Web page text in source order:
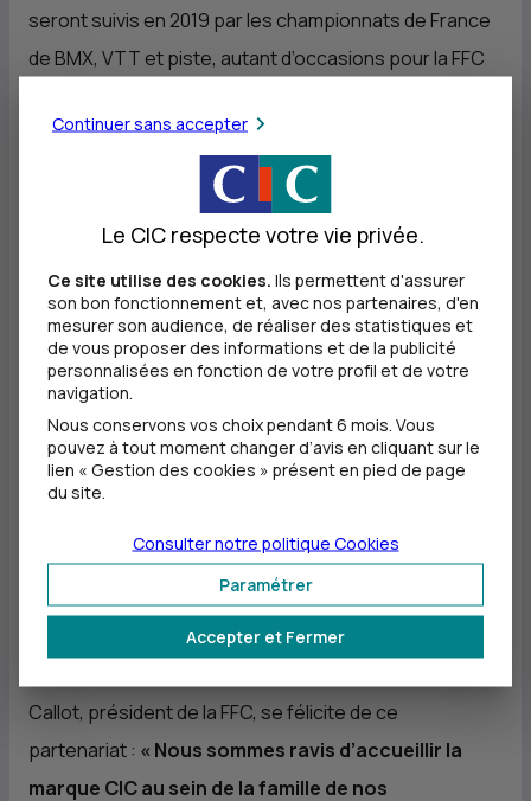
seront suivis en 2019 par les championnats de France
de BMX, VTT et piste, autant d’occasions pour la FFC
Attaché aux valeurs véhiculées par le sport,
partenaire des « 4 jours de Plouay
des acteurs de l’e-sport et de nombreuses
associations sportives, le CIC, banque de toutes
les entreprises, tous les professionnels et tous les
particuliers, trouve naturellement sa place dans
ce partenariat qui l’unit à une fédération de près
de 120 000 licenciés en quête d’émotion sur
routes, pistes et tout-terrain »,a souligné Nicolas
Théry, président du
Dans le cadre de ce partenariat, leCICréserve
notamment à tout le réseau de la FFC (clubs, comités
régionaux, comités départementaux, licenciés et
Callot, président de la FFC, se félicite de ce
partenariat : « Nous sommes ravis d’accueillir la
marque CICau sein de la famille de nos
Continuer sans accepter
Le CIC respecte votre vie privée.
Ce site utilise des cookies. Ils permettent d'assurer
son bon fonctionnement et, avec nos partenaires, d'en
mesurer son audience, de réaliser des statistiques et
de vous proposer des informations et de la publicité
personnalisées en fonction de votre profil et de votre
navigation.
Nous conservons vos choix pendant 6 mois. Vous
pouvez à tout moment changer d’avis en cliquant sur le
lien « Gestion des cookies » présent en pied de page
du site.
Accepter et Fermer
Paramétrer
Consulter notre politique Cookies